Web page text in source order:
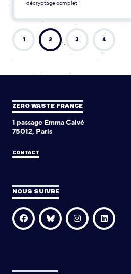
décryptage complet !
1 2 3 4
ZERO WASTE FRANCE
1 passage Emma Calvé
75012, Paris
CONTACT
NOUS SUIVRE